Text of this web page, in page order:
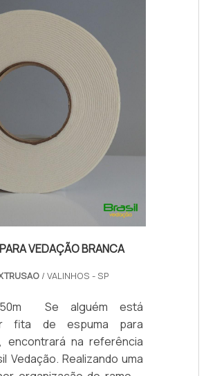
INDÚS...
VEDAÇÃO BRANCA
/ VALINHOS - SP
Se alguém está
fita de espuma para
encontrará na referência
Vedação. Realizando uma